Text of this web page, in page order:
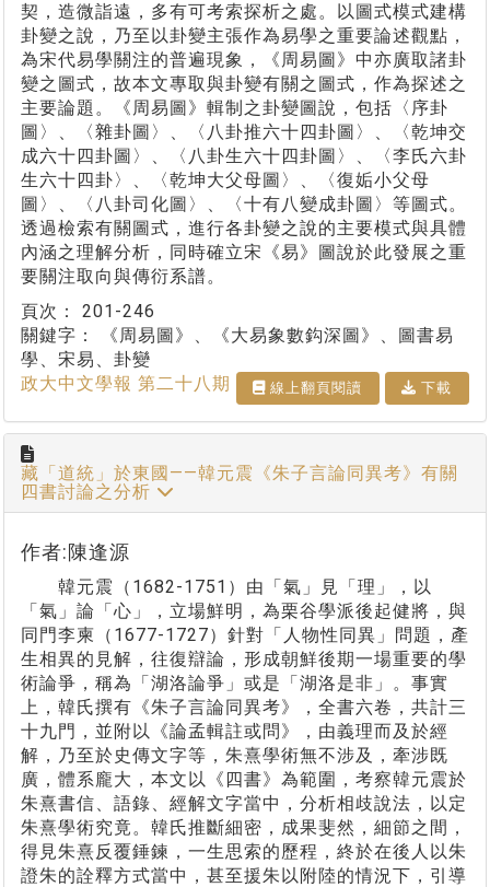
契，造微詣遠，多有可考索探析之處。以圖式模式建構
卦變之說，乃至以卦變主張作為易學之重要論述觀點，
為宋代易學關注的普遍現象，《周易圖》中亦廣取諸卦
變之圖式，故本文專取與卦變有關之圖式，作為探述之
主要論題。《周易圖》輯制之卦變圖說，包括〈序卦
圖〉、〈雜卦圖〉、〈八卦推六十四卦圖〉、〈乾坤交
成六十四卦圖〉、〈八卦生六十四卦圖〉、〈李氏六卦
生六十四卦〉、〈乾坤大父母圖〉、〈復姤小父母
圖〉、〈八卦司化圖〉、〈十有八變成卦圖〉等圖式。
透過檢索有關圖式，進行各卦變之說的主要模式與具體
內涵之理解分析，同時確立宋《易》圖說於此發展之重
要關注取向與傳衍系譜。
頁次： 201-246
關鍵字：
《周易圖》、《大易象數鈎深圖》、圖書易
學、宋易、卦變
政大中文學報 第二十八期
線上翻⾴閱讀 下載
藏「道統」於東國——韓元震《朱子言論同異考》有關
四書討論之分析
作者:陳逢源
韓元震（1682-1751）由「氣」見「理」，以
「氣」論「心」，立場鮮明，為栗谷學派後起健將，與
同門李柬（1677-1727）針對「人物性同異」問題，產
生相異的見解，往復辯論，形成朝鮮後期一場重要的學
術論爭，稱為「湖洛論爭」或是「湖洛是非」。事實
上，韓氏撰有《朱子言論同異考》，全書六卷，共計三
十九門，並附以《論孟輯註或問》，由義理而及於經
解，乃至於史傳文字等，朱熹學術無不涉及，牽涉既
廣，體系龐大，本文以《四書》為範圍，考察韓元震於
朱熹書信、語錄、經解文字當中，分析相歧說法，以定
朱熹學術究竟。韓氏推斷細密，成果斐然，細節之間，
得見朱熹反覆錘鍊，一生思索的歷程，終於在後人以朱
證朱的詮釋方式當中，甚至援朱以附陸的情況下，引導